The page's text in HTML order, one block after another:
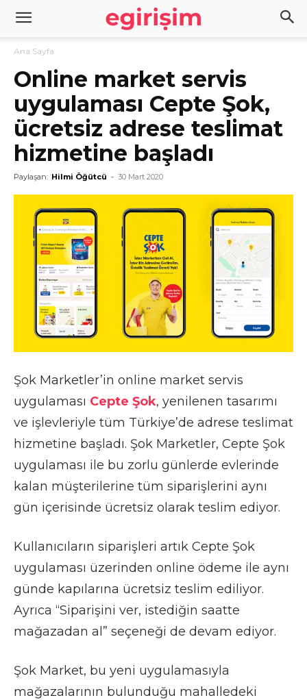
Ana Sayfa
Online market servis
uygulaması Cepte Şok,
ücretsiz adrese teslimat
hizmetine başladı
Paylaşan: Hilmi Öğütcü - 30 Mart 2020
Şok Marketler’in online market servis
uygulaması Cepte Şok, yenilenen tasarımı
ve işlevleriyle tüm Türkiye’de adrese teslimat
hizmetine başladı. Şok Marketler, Cepte Şok
uygulaması ile bu zorlu günlerde evlerinde
kalan müşterilerine tüm siparişlerini aynı
gün içerisinde ücretsiz olarak teslim ediyor.
Kullanıcıların siparişleri artık Cepte Şok
uygulaması üzerinden online ödeme ile aynı
günde kapılarına ücretsiz teslim ediliyor.
Ayrıca “Siparişini ver, istediğin saatte
mağazadan al” seçeneği de devam ediyor.
Şok Market, bu yeni uygulamasıyla
mağazalarının bulunduğu mahalledeki